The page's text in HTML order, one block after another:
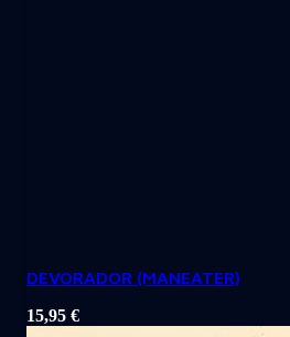
DEVORADOR (MANEATER)
15,95 €